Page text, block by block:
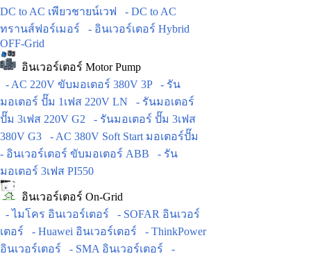
DC to AC เพียวชายน์เวฟ
- DC to AC
ทรานส์ฟอร์เมอร์
- อินเวอร์เตอร์ Hybrid
OFF-Grid
อินเวอร์เตอร์ Motor Pump
- AC 220V ขับมอเตอร์ 380V 3P
- รัน
มอเตอร์ ปั๊ม 1เฟส 220V LN
- รันมอเตอร์
ปั๊ม 3เฟส 220V G2
- รันมอเตอร์ ปั๊ม 3เฟส
380V G3
- AC 380V Soft Start มอเตอร์ปั๊ม
- อินเวอร์เตอร์ ขับมอเตอร์ ABB
- รัน
มอเตอร์ 3เฟส PI550
อินเวอร์เตอร์ On-Grid
- ไมโคร อินเวอร์เตอร์
- SOFAR อินเวอร์
เตอร์
- Huawei อินเวอร์เตอร์
- ThinkPower
อินเวอร์เตอร์
- SMA อินเวอร์เตอร์
-